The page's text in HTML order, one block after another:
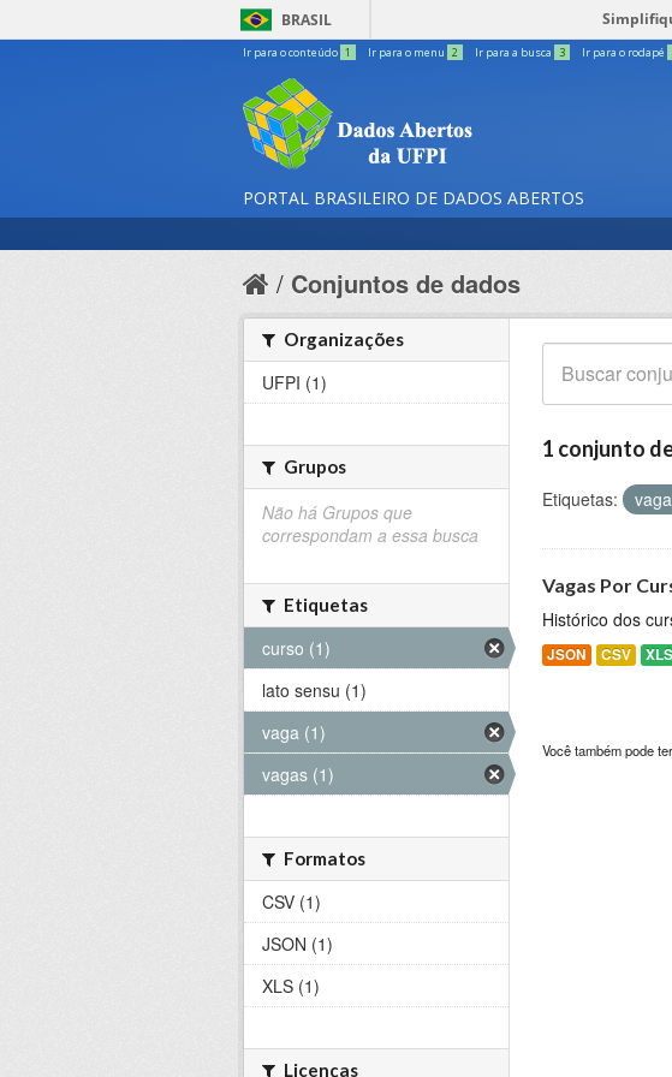
BRASIL
Ir para o conteúdo 1 Ir para o menu 2 Ir para a busca 3 Ir para o rodapé
PORTAL BRASILEIRO DE DADOS ABERTOS
Conjuntos de dados
1 conjunto
Etiquetas: vaga
Vagas Por
Histórico dos
JSON CSV XLS
Você também pode
Organizações
UFPI (1)
Grupos
Não há Grupos que
correspondam a essa busca
Etiquetas
curso (1)
lato sensu (1)
vaga (1)
vagas (1)
Formatos
CSV (1)
JSON (1)
XLS (1)
Licenças